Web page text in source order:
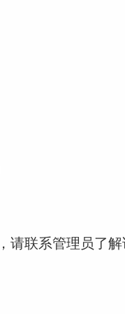
请联系管理员了